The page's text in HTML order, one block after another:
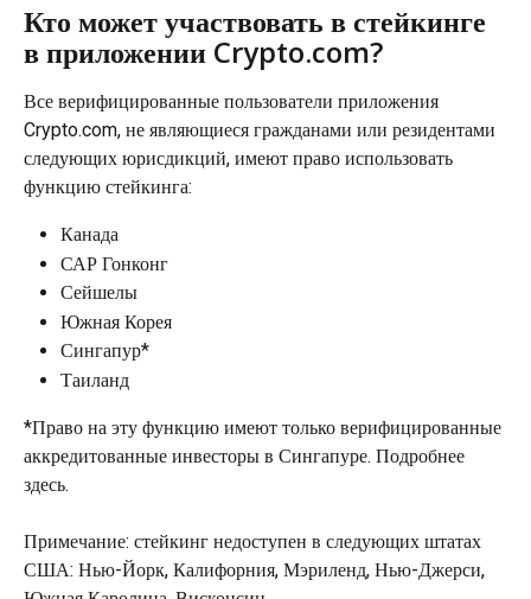
Кто может участвовать в стейкинге
в приложении Crypto.com?
Все верифицированные пользователи приложения
Crypto.com, не являющиеся гражданами или резидентами
следующих юрисдикций, имеют право использовать
функцию стейкинга:
Канада
САР Гонконг
Сейшелы
Южная Корея
Сингапур*
Таиланд
*Право на эту функцию имеют только верифицированные
аккредитованные инвесторы в Сингапуре. Подробнее
здесь.
Примечание: стейкинг недоступен в следующих штатах
США: Нью-Йорк, Калифорния, Мэриленд, Нью-Джерси,